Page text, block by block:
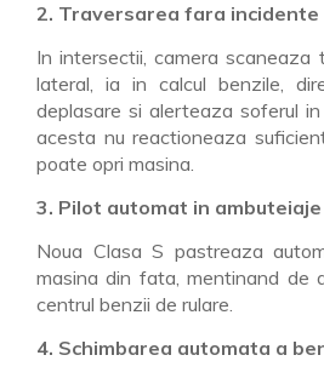
2. Traversarea fara
In intersectii, camera
lateral, ia in calcul benzile,
deplasare si alerteaza soferul
acesta nu reactioneaza
poate opri masina.
3. Pilot automat in ambuteiaje
Noua Clasa S pastreaza
masina din fata, mentinand de
centrul benzii de rulare.
4. Schimbarea automata a